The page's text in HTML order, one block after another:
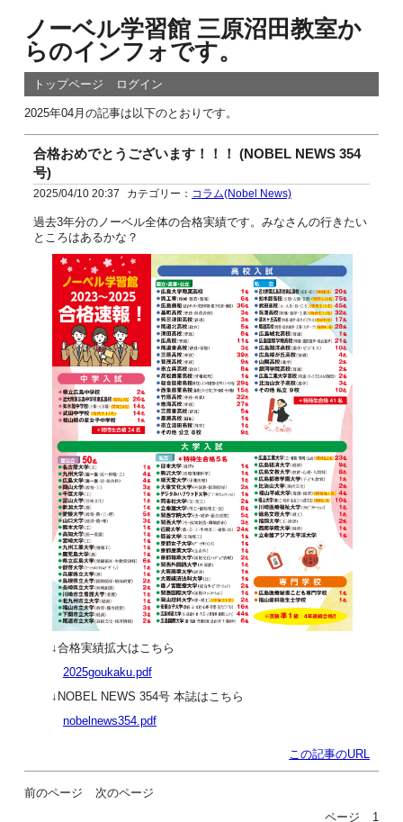
ノーベル学習館 三原沼田教室か
らのインフォです。
トップページ ログイン
2025年04月の記事は以下のとおりです。
合格おめでとうございます！！！ (NOBEL NEWS 354
号)
2025/04/10 20:37 カテゴリー： コラム(Nobel News)
過去3年分のノーベル全体の合格実績です。みなさんの行きたい
ところはあるかな？
↓合格実績拡大はこちら
2025goukaku.pdf
↓NOBEL NEWS 354号 本誌はこちら
nobelnews354.pdf
この記事のURL
前のページ
次のページ
ページ
1